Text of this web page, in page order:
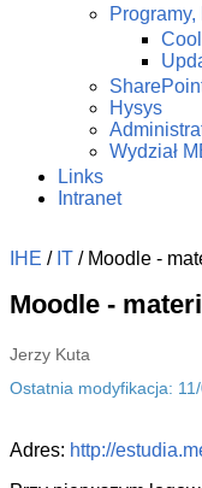
Hysys
Wydział
Links
Intranet
IHE / IT / Moodle -
Moodle -
Jerzy Kuta
Ostatnia modyfikacja:
Adres: http://